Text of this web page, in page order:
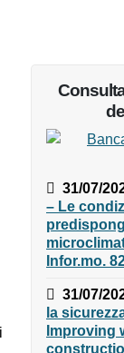
31/07/
errori – Le
Infor.mo.
31/07/
per la
lavoro -